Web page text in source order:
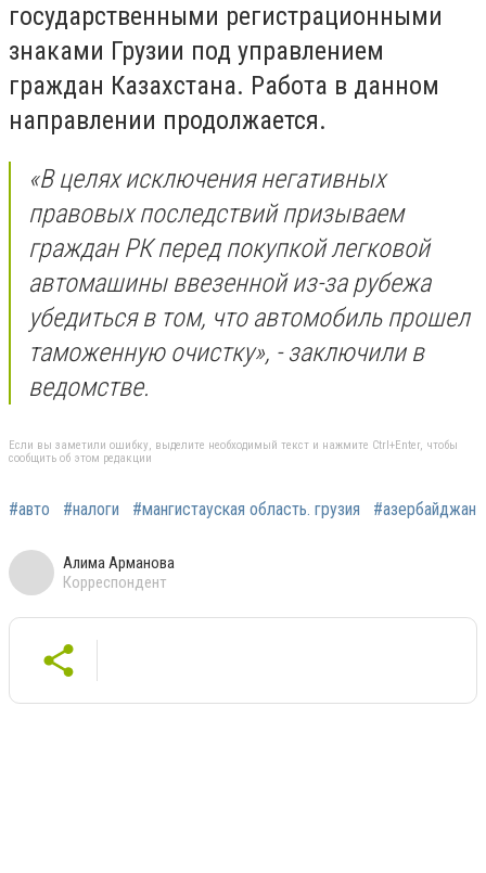
государственными регистрационными
знаками Грузии под управлением
граждан Казахстана. Работа в данном
направлении продолжается.
«В целях исключения негативных
правовых последствий призываем
граждан РК перед покупкой легковой
автомашины ввезенной из-за рубежа
убедиться в том, что автомобиль прошел
таможенную очистку», - заключили в
ведомстве.
Если вы заметили ошибку, выделите необходимый текст и нажмите Ctrl+Enter, чтобы
сообщить об этом редакции
#авто #налоги #мангистауская область. грузия #азербайджан
Алима Арманова
Корреспондент